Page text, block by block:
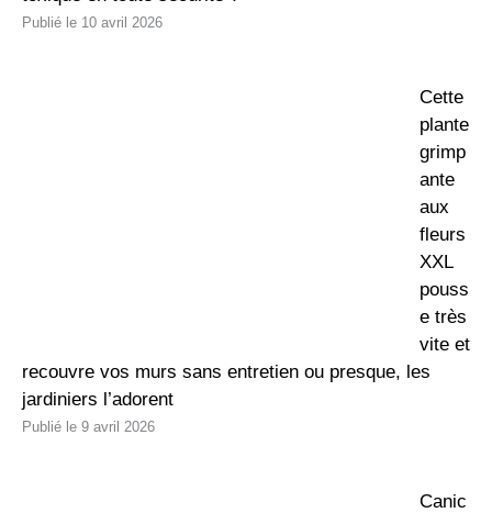
10 avril 2026
Cette
plante
grimp
ante
aux
fleurs
XXL
pouss
e très
vite et
recouvre vos murs sans entretien ou presque, les
jardiniers l’adorent
9 avril 2026
Canic